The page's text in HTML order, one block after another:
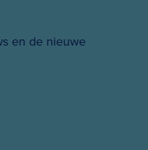
en de nieuwe